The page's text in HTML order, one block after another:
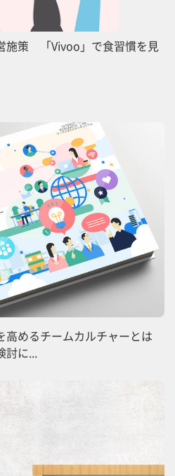
施策 「Vivoo」で食習慣を見
高めるチームカルチャーとは
討に...